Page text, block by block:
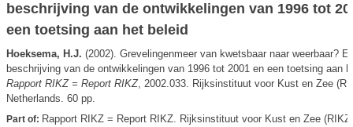
beschrijving van de ontwikkelingen van 1996 tot
een toetsing aan het beleid
Hoeksema, H.J. (2002). Grevelingenmeer van kwetsbaar naar weerbaar?
beschrijving van de ontwikkelingen van 1996 tot 2001 en een toetsing aan
Rapport RIKZ = Report RIKZ, 2002.033. Rijksinstituut voor Kust en Zee
Netherlands. 60 pp.
Part of: Rapport RIKZ = Report RIKZ. Rijksinstituut voor Kust en Zee